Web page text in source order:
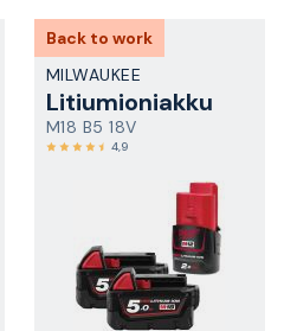
Back to work
MILWAUKEE
Litiumioniakku
M18 B5 18V
4,9